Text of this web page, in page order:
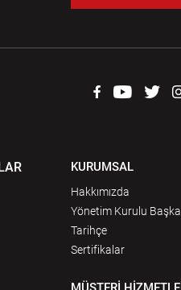
KURUMSAL
Hakkımızda
Yönetim Kurulu
Tarihçe
Sertifikalar